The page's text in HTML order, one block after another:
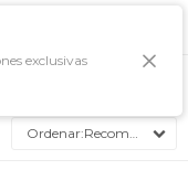
exclusivas
Recomendados